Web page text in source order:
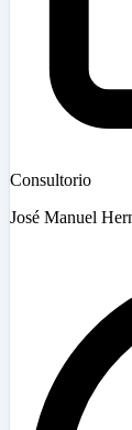
Consultorio
José Manuel